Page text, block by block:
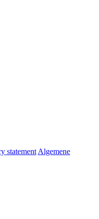
statement Algemene